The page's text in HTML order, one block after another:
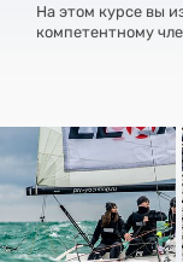
На этом курсе вы
компетентному